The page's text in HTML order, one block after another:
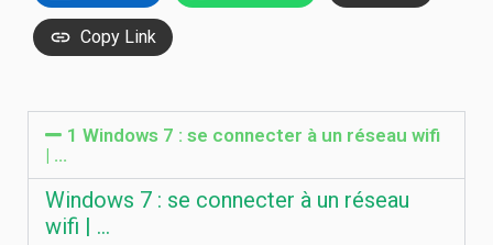
Copy Link
1 Windows 7 : se connecter à un réseau wifi
| …
Windows 7 : se connecter à un réseau
wifi | …